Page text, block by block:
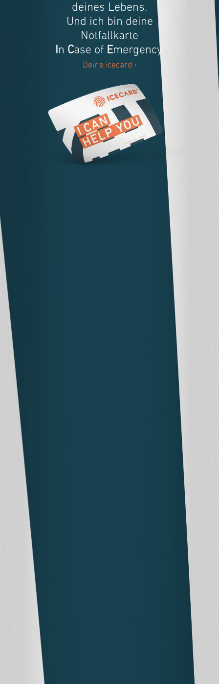
deines Lebens.
Und ich bin deine
Notfallkarte
In Case of Emergency.
Deine icecard ›